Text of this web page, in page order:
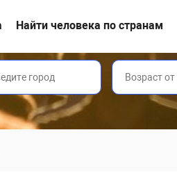
Найти человека по странам